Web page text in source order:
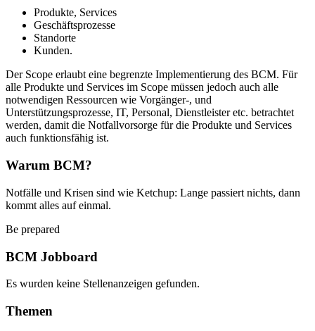
Produkte, Services
Geschäftsprozesse
Standorte
Kunden.
Der Scope erlaubt eine begrenzte Implementierung des BCM. Für
alle Produkte und Services im Scope müssen jedoch auch alle
notwendigen Ressourcen wie Vorgänger-, und
Unterstützungsprozesse, IT, Personal, Dienstleister etc. betrachtet
werden, damit die Notfallvorsorge für die Produkte und Services
auch funktionsfähig ist.
Warum BCM?
Notfälle und Krisen sind wie Ketchup: Lange passiert nichts, dann
kommt alles auf einmal.
Be prepared
BCM Jobboard
Es wurden keine Stellenanzeigen gefunden.
Themen